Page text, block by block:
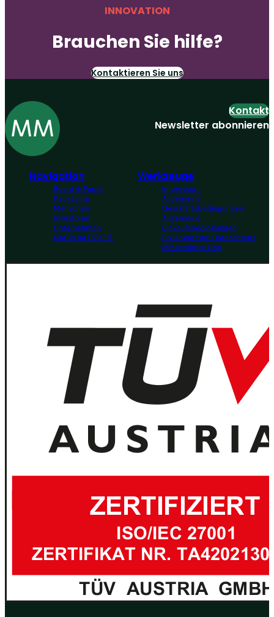
INNOVATION
Brauchen Sie hilfe?
Kontaktieren Sie uns
Navigation
Board & Paper
Packaging
Menschen
Investoren
Unternehmen
NACHHALTIGKEIT
Werkzeuge
Impressum
Allgemeine
Geschäftsbedingungen
Allgemeine
Einkaufsbedingungen
Erklärung zum Datenschutz
MM Integrity Line
Kontakt
Newsletter abonnieren